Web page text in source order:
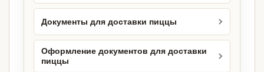
Документы для доставки пиццы
Оформление документов для доставки
пиццы